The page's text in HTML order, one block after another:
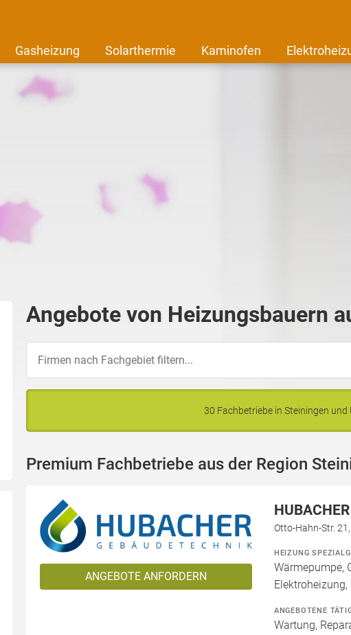
Gasheizung Solarthermie Kaminofen
Angebote von Heizungsbauern
30 Fachbetriebe in Steiningen
Premium Fachbetriebe aus der Region
ANGEBOTE ANFORDERN
Otto-Hahn-Str.
HEIZUNG
Wärmepumpe,
ANGEBOTENE
Wartung,